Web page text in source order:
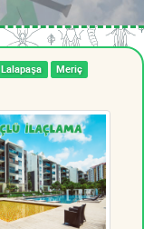
Lalapaşa
Meriç